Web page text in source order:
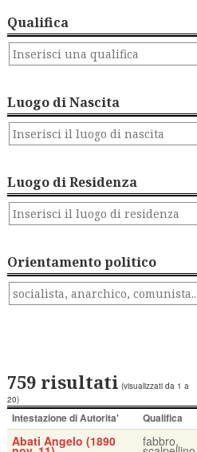
Qualifica
Luogo di Nascita
Luogo di Residenza
Orientamento politico
759 risultati (visualizzati da 1 a
20)
Intestazione di Autorita' Qualifica
Abati Angelo (1890 fabbro,